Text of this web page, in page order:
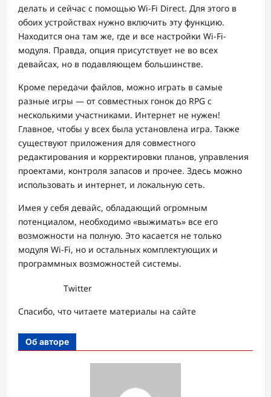
делать и сейчас с помощью Wi-Fi Direct. Для этого в
обоих устройствах нужно включить эту функцию.
Находится она там же, где и все настройки Wi-Fi-
модуля. Правда, опция присутствует не во всех
девайсах, но в подавляющем большинстве.
Кроме передачи файлов, можно играть в самые
разные игры — от совместных гонок до RPG с
несколькими участниками. Интернет не нужен!
Главное, чтобы у всех была установлена игра. Также
существуют приложения для совместного
редактирования и корректировки планов, управления
проектами, контроля запасов и прочее. Здесь можно
использовать и интернет, и локальную сеть.
Имея у себя девайс, обладающий огромным
потенциалом, необходимо «выжимать» все его
возможности на полную. Это касается не только
модуля Wi-Fi, но и остальных комплектующих и
программных возможностей системы.
Twitter
Спасибо, что читаете материалы на сайте
Об авторе